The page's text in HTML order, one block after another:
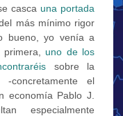
casca una portada
más mínimo rigor
bueno, yo venía a
uno de los
sobre la
concretamente el
economía Pablo J.
especialmente